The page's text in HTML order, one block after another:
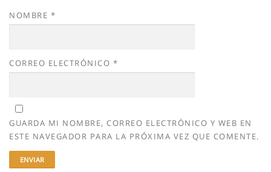
NOMBRE *
CORREO ELECTRÓNICO *
GUARDA MI NOMBRE, CORREO ELECTRÓNICO Y WEB EN
ESTE NAVEGADOR PARA LA PRÓXIMA VEZ QUE COMENTE.